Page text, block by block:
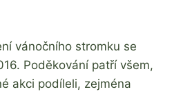
vánočního stromku se
Poděkování patří všem,
akci podíleli, zejména